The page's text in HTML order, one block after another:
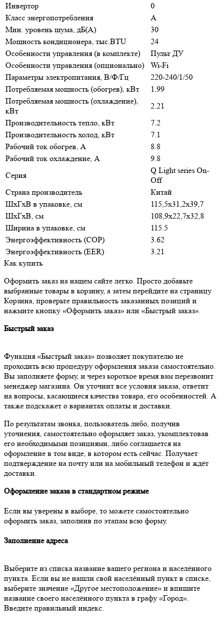
Инвертор
0
Класс энергопотребления
A
Мин. уровень шума, дБ(А)
30
Мощность кондиционера, тыс.BTU
24
Особенности управления (в комплекте)
Пульт ДУ
Особенности управления (опционально)
Wi-Fi
Параметры электропитания, В/Ф/Гц
220-240/1/50
Потребляемая мощность (обогрев), кВт
1.99
Потребляемая мощность (охлаждение),
кВт
2.21
Производительность тепло, кВт
7.2
Производительность холод, кВт
7.1
Рабочий ток обогрев, А
8.8
Рабочий ток охлаждение, А
9.8
Серия
Q Light series On-
Off
Страна производитель
Китай
ШxГxВ в упаковке, см
115,5x31,2x39,7
ШxГxВ, см
108,9x22,7x32,8
Ширина в упаковке, см
115.5
Энергоэффективность (COP)
3.62
Энергоэффективность (EER)
3.21
Как купить
Оформить заказ на нашем сайте легко. Просто добавьте
выбранные товары в корзину, а затем перейдите на страницу
Корзина, проверьте правильность заказанных позиций и
нажмите кнопку «Оформить заказ» или «Быстрый заказ».
Быстрый заказ
Функция «Быстрый заказ» позволяет покупателю не
проходить всю процедуру оформления заказа самостоятельно.
Вы заполняете форму, и через короткое время вам перезвонит
менеджер магазина. Он уточнит все условия заказа, ответит
на вопросы, касающиеся качества товара, его особенностей. А
также подскажет о вариантах оплаты и доставки.
По результатам звонка, пользователь либо, получив
уточнения, самостоятельно оформляет заказ, укомплектовав
его необходимыми позициями, либо соглашается на
оформление в том виде, в котором есть сейчас. Получает
подтверждение на почту или на мобильный телефон и ждёт
доставки.
Оформление заказа в стандартном режиме
Если вы уверены в выборе, то можете самостоятельно
оформить заказ, заполнив по этапам всю форму.
Заполнение адреса
Выберите из списка название вашего региона и населённого
пункта. Если вы не нашли свой населённый пункт в списке,
выберите значение «Другое местоположение» и впишите
название своего населённого пункта в графу «Город».
Введите правильный индекс.